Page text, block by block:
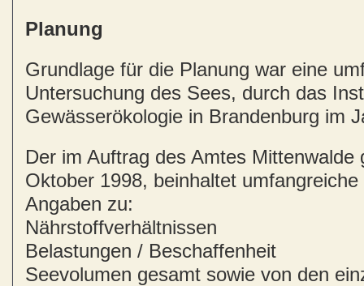
Planung
Grundlage für die Planung war eine
Untersuchung des Sees, durch das
Gewässerökologie in Brandenburg im
Der im Auftrag des Amtes
Oktober 1998, beinhaltet
Angaben zu:
Nährstoffverhältnissen
Belastungen / Beschaffenheit
Seevolumen gesamt sowie von den